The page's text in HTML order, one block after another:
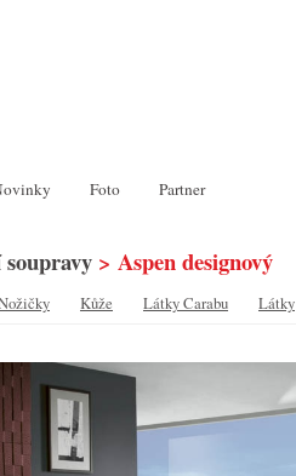
Foto Partner
soupravy > Aspen designový
Kůže Látky Carabu Látky